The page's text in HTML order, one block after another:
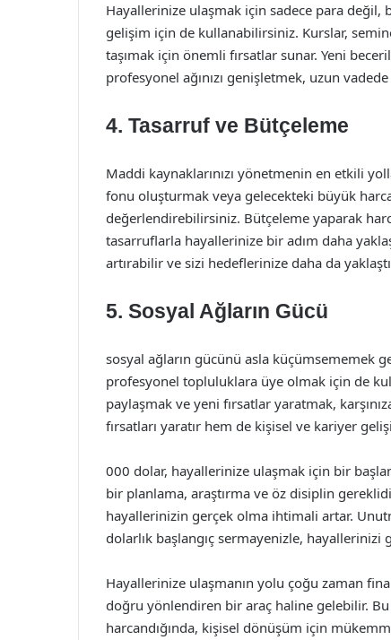
Hayallerinize ulaşmak için sadece para
gelişim için de kullanabilirsiniz. Kurslar,
taşımak için önemli fırsatlar sunar. Yeni
profesyonel ağınızı genişletmek, uzun
4. Tasarruf ve Bütçeleme
Maddi kaynaklarınızı yönetmenin en etkili
fonu oluşturmak veya gelecekteki büyük
değerlendirebilirsiniz. Bütçeleme yaparak
tasarruflarla hayallerinize bir adım daha
artırabilir ve sizi hedeflerinize daha da
5. Sosyal Ağların Gücü
sosyal ağların gücünü asla küçümsememek
profesyonel topluluklara üye olmak için de
paylaşmak ve yeni fırsatlar yaratmak,
fırsatları yaratır hem de kişisel ve kariyer
000 dolar, hayallerinize ulaşmak için bir
bir planlama, araştırma ve öz disiplin
hayallerinizin gerçek olma ihtimali artar.
dolarlık başlangıç sermayenizle, hayallerinizi
Hayallerinize ulaşmanın yolu çoğu zaman
doğru yönlendiren bir araç haline gelebilir. Bu
harcandığında, kişisel dönüşüm için